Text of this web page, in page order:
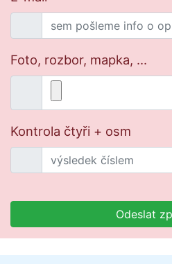
Foto, rozbor, mapka, ...
Kontrola čtyři + osm
Odeslat